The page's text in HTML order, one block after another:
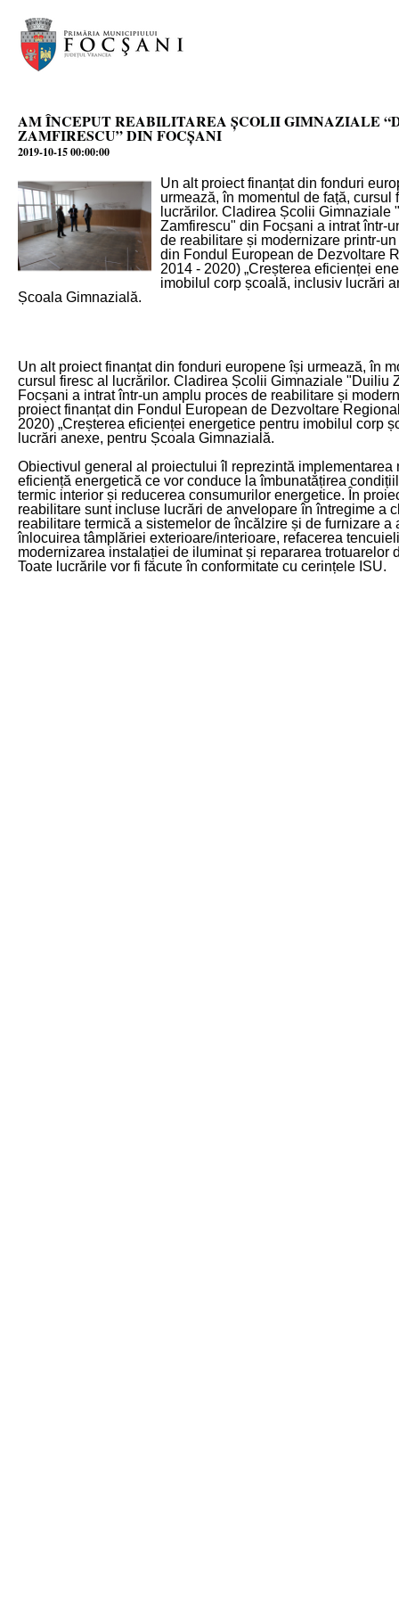
AM ÎNCEPUT REABILITAREA ȘCOLII GIMNAZIALE
ZAMFIRESCU” DIN FOCȘANI
2019-10-15 00:00:00
Un alt proiect finanțat din fonduri
urmează, în momentul de față, cursul
lucrărilor. Cladirea Școlii Gimnaziale
Zamfirescu" din Focșani a intrat într-
de reabilitare și modernizare printr-
din Fondul European de Dezvoltare
2014 - 2020) „Creșterea eficienței
imobilul corp școală, inclusiv lucrări
Școala Gimnazială.
Un alt proiect finanțat din fonduri europene își urmează, în
cursul firesc al lucrărilor. Cladirea Școlii Gimnaziale "Duiliu
Focșani a intrat într-un amplu proces de reabilitare și
proiect finanțat din Fondul European de Dezvoltare
2020) „Creșterea eficienței energetice pentru imobilul corp
lucrări anexe, pentru Școala Gimnazială.
Obiectivul general al proiectului îl reprezintă implementarea
eficiență energetică ce vor conduce la îmbunatățirea
termic interior și reducerea consumurilor energetice. În
reabilitare sunt incluse lucrări de anvelopare în întregime a
reabilitare termică a sistemelor de încălzire și de furnizare a
înlocuirea tâmplăriei exterioare/interioare, refacerea
modernizarea instalației de iluminat și repararea trotuarelor
Toate lucrările vor fi făcute în conformitate cu cerințele ISU.